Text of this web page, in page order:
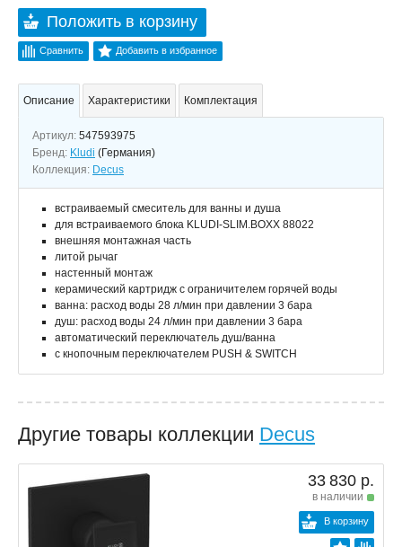
Положить в корзину
Сравнить Добавить в избранное
Описание Характеристики Комплектация
Артикул: 547593975
Бренд: Kludi (Германия)
Коллекция: Decus
встраиваемый смеситель для ванны и душа
для встраиваемого блока KLUDI-SLIM.BOXX 88022
внешняя монтажная часть
литой рычаг
настенный монтаж
керамический картридж с ограничителем горячей воды
ванна: расход воды 28 л/мин при давлении 3 бара
душ: расход воды 24 л/мин при давлении 3 бара
автоматический переключатель душ/ванна
с кнопочным переключателем PUSH & SWITCH
Другие товары коллекции Decus
33 830 р.
в наличии
В корзину